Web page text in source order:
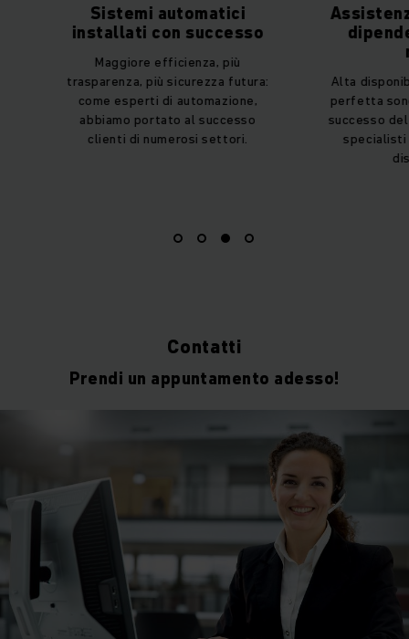
Sistemi automatici
installati con successo
Maggiore efficienza, più
trasparenza, più sicurezza futura:
come esperti di automazione,
abbiamo portato al successo
clienti di numerosi settori.
Assistenza
Alta
perfetta sono
successo del
specialisti
Contatti
Prendi un appuntamento adesso!